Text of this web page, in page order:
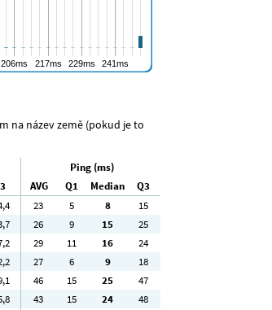
na název země (pokud je to
Ping (ms)
AVG Q1 Median
Q3
,4 23 5 8
15
,7 26 9 15
25
,2 29 11 16
24
,2 27 6 9
18
,1 46 15 25
47
,8 43 15 24
48